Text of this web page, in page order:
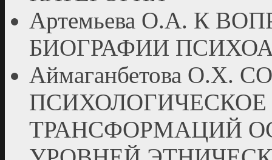
Артемьева О.А. К
БИОГРАФИИ
Аймаганбетова О.Х.
ТРАНСФОРМАЦИЙ